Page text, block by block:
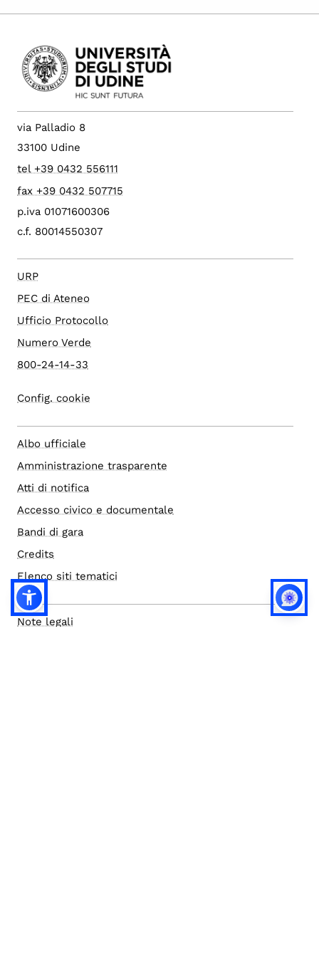
via Palladio 8
33100 Udine
tel +39 0432 556111
fax +39 0432 507715
p.iva 01071600306
c.f. 80014550307
URP
PEC di Ateneo
Ufficio Protocollo
Numero Verde
800-24-14-33
Config. cookie
Albo ufficiale
Amministrazione trasparente
Atti di notifica
Accesso civico e documentale
Bandi di gara
Credits
Elenco siti tematici
Note legali